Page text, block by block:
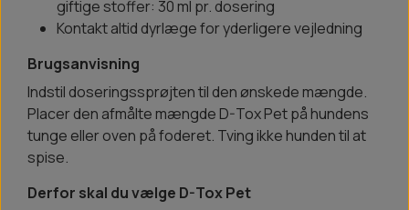
giftige stoffer: 30 ml pr. dosering
Kontakt altid dyrlæge for yderligere vejledning
Brugsanvisning
Indstil doseringssprøjten til den ønskede mængde.
Placer den afmålte mængde D-Tox Pet på hundens
tunge eller oven på foderet. Tving ikke hunden til at
spise.
Derfor skal du vælge D-Tox Pet